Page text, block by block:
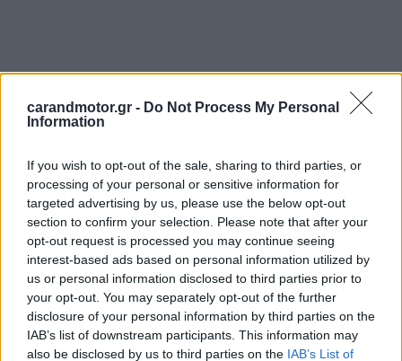
carandmotor.gr - Do Not Process My Personal
Information
If you wish to opt-out of the sale, sharing to third parties, or
processing of your personal or sensitive information for
targeted advertising by us, please use the below opt-out
section to confirm your selection. Please note that after your
opt-out request is processed you may continue seeing
interest-based ads based on personal information utilized by
us or personal information disclosed to third parties prior to
your opt-out. You may separately opt-out of the further
disclosure of your personal information by third parties on the
IAB’s list of downstream participants. This information may
also be disclosed by us to third parties on the IAB’s List of